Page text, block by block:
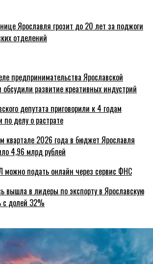
Ярославля грозит до 20 лет за поджоги
отделений
предпринимательства Ярославской
обсудили развитие креативных индустрий
депутата приговорили к 4 годам
по делу о растрате
квартале 2026 года в бюджет Ярославля
4,96 млрд рублей
подать онлайн через сервис ФНС
вышла в лидеры по экспорту в Ярославскую
с долей 32%